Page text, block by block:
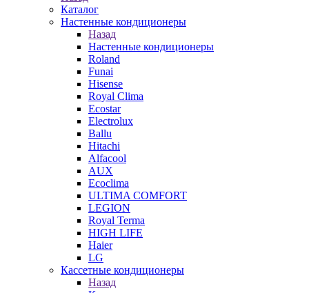
Каталог
Настенные кондиционеры
Назад
Настенные кондиционеры
Roland
Funai
Hisense
Royal Clima
Ecostar
Electrolux
Ballu
Hitachi
Alfacool
AUX
Ecoclima
ULTIMA COMFORT
LEGION
Royal Terma
HIGH LIFE
Haier
LG
Кассетные кондиционеры
Назад